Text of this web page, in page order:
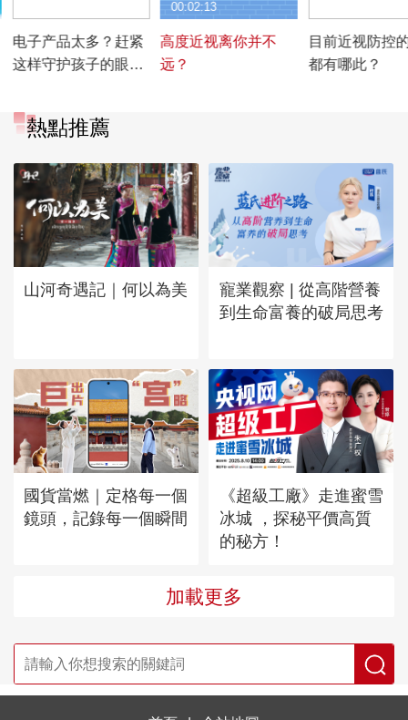
电子产品太多？赶紧
这样守护孩子的眼
高度近视离你并不
远？
00:02:13
目前近视防控
都有哪此？
熱點推薦
山河奇遇記｜何以為美
寵業觀察 | 從高階營養
到生命富養的破局思考
國貨當燃｜定格每一個
鏡頭，記錄每一個瞬間
《超級工廠》走進蜜雪
冰城 ，探秘平價高質
的秘方！
加載更多